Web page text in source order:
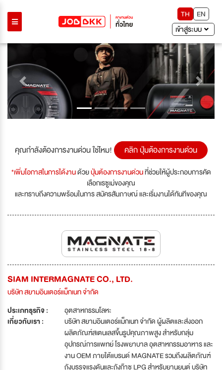
TH
EN
เข้าสู่ระบบ
Previous Next
คุณกำลังต้องการงานด่วน ใช่ไหม! คลิก ปุ่มต้องการงานด่วน
*เพิ่มโอกาสในการได้งานด้วยปุ่มต้องการงานด่วนที่ช่วยให้ผู้ประกอบการคัด
เลือกเรซูเม่ของคุณ
และทราบถึงความพร้อมในการ สมัครสัมภาษณ์ และเริ่มงานได้ทันทีของคุณ
SIAM INTERMAGNATE CO., LTD.
บริษัท สยามอินเตอร์แม็กเนท จำกัด
ประเภทธุรกิจ :
อุตสาหกรรมโลหะ
เกี่ยวกับเรา :
บริษัท สยามอินเตอร์แม็กเนท จำกัด ผู้ผลิตและส่งออก
ผลิตภัณฑ์สเตนเลสขึ้นรูปคุณภาพสูง สำหรับกลุ่ม
อุปกรณ์การแพทย์ โรงพยาบาล อุตสาหกรรมอาหาร และ
งาน OEM ภายใต้แบรนด์ MAGNATE รวมถึงผลิตภัณฑ์
ถังบรรจุแรงดันและถังก๊าซ LPG สำหรับยานยนต์ บริษัท